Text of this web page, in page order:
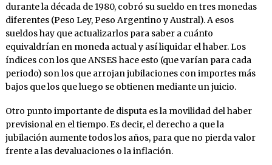
durante la década de 1980, cobró su sueldo en tres monedas
diferentes (Peso Ley, Peso Argentino y Austral). A esos
sueldos hay que actualizarlos para saber a cuánto
equivaldrían en moneda actual y así liquidar el haber. Los
índices con los que ANSES hace esto (que varían para cada
periodo) son los que arrojan jubilaciones con importes más
bajos que los que luego se obtienen mediante un juicio.
Otro punto importante de disputa es la movilidad del haber
previsional en el tiempo. Es decir, el derecho a que la
jubilación aumente todos los años, para que no pierda valor
frente a las devaluaciones o la inflación.